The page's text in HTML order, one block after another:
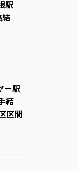
駅
結
ー駅
結
区間